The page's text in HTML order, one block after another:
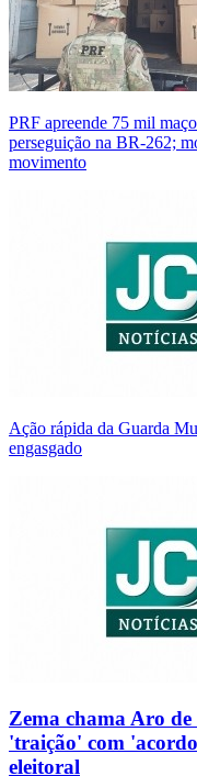
PRF apreende 75 mil
perseguição na BR-262;
movimento
Ação rápida da Guarda
engasgado
Zema chama Aro
'traição' com
eleitoral